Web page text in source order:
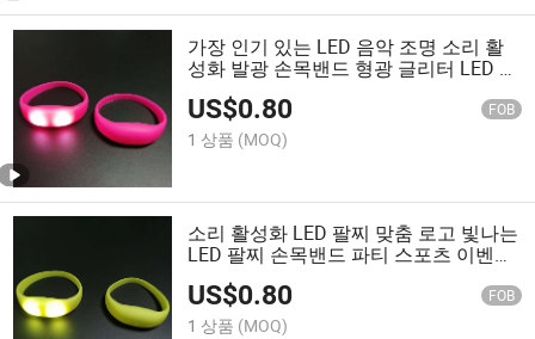
가장 인기 있는 LED 음악 조명 소리 활
성화 발광 손목밴드 형광 글리터 LED 팔
찌 콘서트 파티 이벤트용
US$0.80 FOB
1 상품 (MOQ)
소리 활성화 LED 팔찌 맞춤 로고 빛나는
LED 팔찌 손목밴드 파티 스포츠 이벤트
US$0.80 FOB
1 상품 (MOQ)